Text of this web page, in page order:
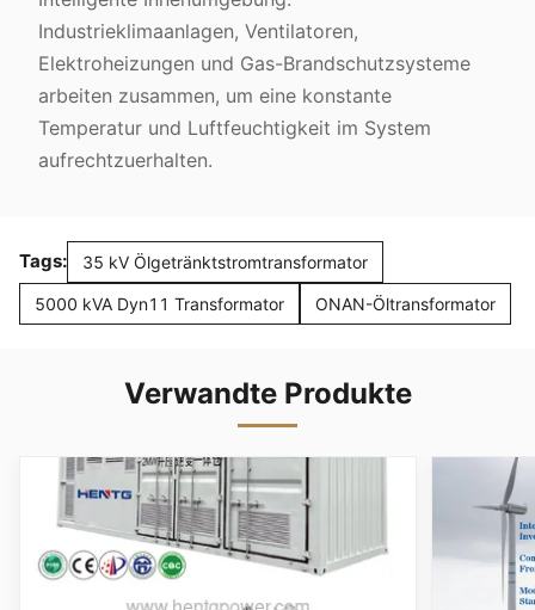
Industrieklimaanlagen, Ventilatoren,
Elektroheizungen und Gas-Brandschutzsysteme
arbeiten zusammen, um eine konstante
Temperatur und Luftfeuchtigkeit im System
aufrechtzuerhalten.
Tags: 35 kV Ölgetränktstromtransformator
5000 kVA Dyn11 Transformator ONAN-Öltransformator
Verwandte Produkte